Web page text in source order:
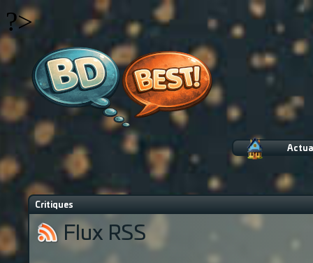
?>
Critiques
Flux RSS